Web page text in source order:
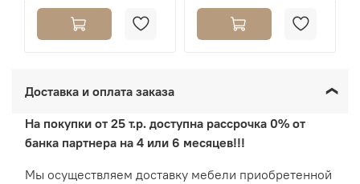
Доставка и оплата заказа
На покупки от 25 т.р. доступна рассрочка 0% от
банка партнера на 4 или 6 месяцев!!!
Мы осуществляем доставку мебели приобретенной